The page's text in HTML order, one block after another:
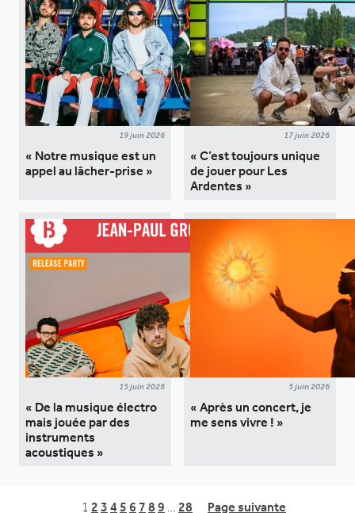
19 juin 2026
« Notre musique est un
appel au lâcher-prise »
17 juin 2026
« C’est toujours unique
de jouer pour Les
Ardentes »
15 juin 2026
« De la musique électro
mais jouée par des
instruments
acoustiques »
5 juin 2026
« Après un concert, je
me sens vivre ! »
1 2 3 4 5 6 7 8 9 28 Page suivante